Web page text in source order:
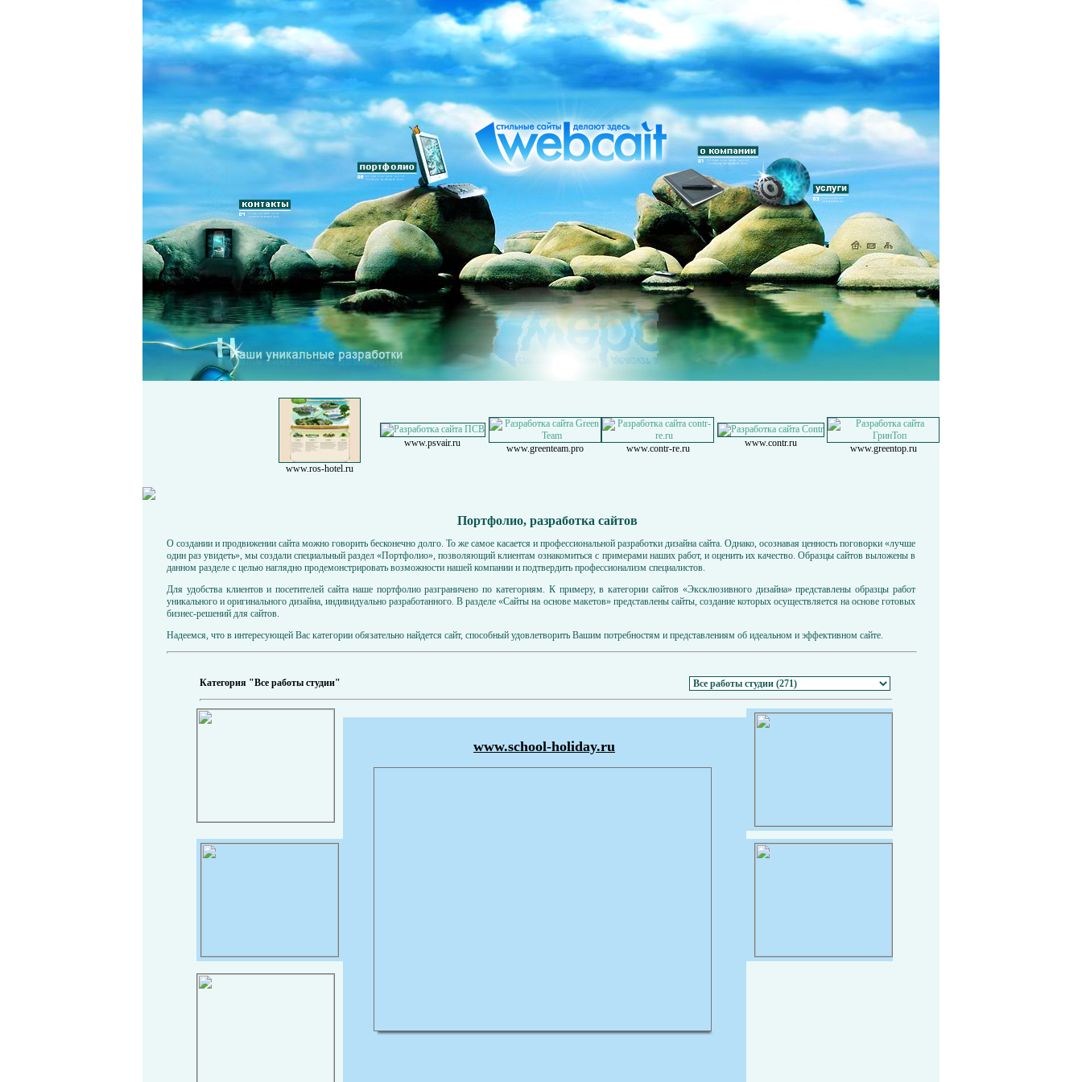
www.ros-hotel.ru
www.psvair.ru www.greenteam.pro www.contr-re.ru www.contr.ru www.greentop.ru
Портфолио, разработка сайтов
О создании и продвижении сайта можно говорить бесконечно долго. То же самое касается и профессиональной разработки дизайна сайта. Однако, осознавая ценность поговорки «лучше
один раз увидеть», мы создали специальный раздел «Портфолио», позволяющий клиентам ознакомиться с примерами наших работ, и оценить их качество. Образцы сайтов выложены в
данном разделе с целью наглядно продемонстрировать возможности нашей компании и подтвердить профессионализм специалистов.
Для удобства клиентов и посетителей сайта наше портфолио разграничено по категориям. К примеру, в категории сайтов «Эксклюзивного дизайна» представлены образцы работ
уникального и оригинального дизайна, индивидуально разработанного. В разделе «Сайты на основе макетов» представлены сайты, создание которых осуществляется на основе готовых
бизнес-решений для сайтов.
Надеемся, что в интересующей Вас категории обязательно найдется сайт, способный удовлетворить Вашим потребностям и представлениям об идеальном и эффективном сайте.
Категория "Все работы студии"
www.school-holiday.ru